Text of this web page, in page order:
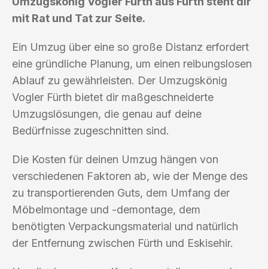
mit Rat und Tat zur Seite.
Ein Umzug über eine so große Distanz erfordert
eine gründliche Planung, um einen reibungslosen
Ablauf zu gewährleisten. Der Umzugskönig
Vogler Fürth bietet dir maßgeschneiderte
Umzugslösungen, die genau auf deine
Bedürfnisse zugeschnitten sind.
Die Kosten für deinen Umzug hängen von
verschiedenen Faktoren ab, wie der Menge des
zu transportierenden Guts, dem Umfang der
Möbelmontage und -demontage, dem
benötigten Verpackungsmaterial und natürlich
der Entfernung zwischen Fürth und Eskisehir.